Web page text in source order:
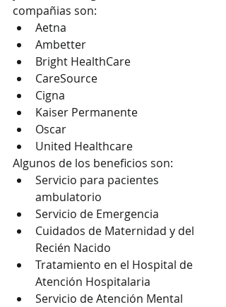
compañias son:
Aetna
Ambetter
Bright HealthCare
CareSource
Cigna
Kaiser Permanente
Oscar
United Healthcare
Algunos de los beneficios son:
Servicio para pacientes
ambulatorio
Servicio de Emergencia
Cuidados de Maternidad y del
Recién Nacido
Tratamiento en el Hospital de
Atención Hospitalaria
Servicio de Atención Mental